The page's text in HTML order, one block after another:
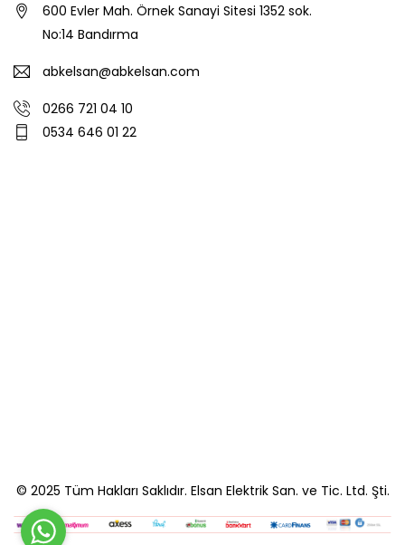
600 Evler Mah. Örnek Sanayi Sitesi 1352 sok.
No:14 Bandırma
abkelsan@abkelsan.com
0266 721 04 10
0534 646 01 22
© 2025 Tüm Hakları Saklıdır. Elsan Elektrik San. ve Tic. Ltd. Şti.